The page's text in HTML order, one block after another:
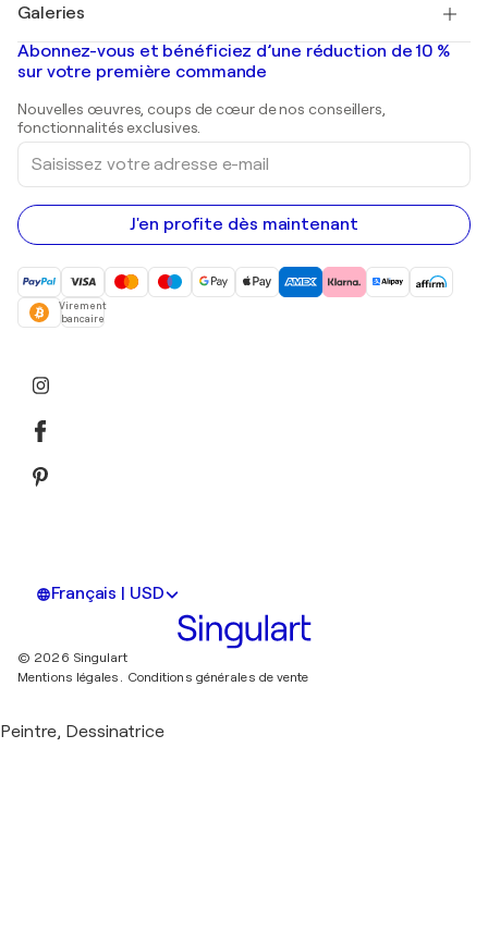
Banksy
Mr. Brainwash
Shepard Fairey
Tableaux abstraits à vendre
Peintures de paysage
Estampes
Peintures acryliques
Galeries
Galeries d'art en France
Galeries d'art en Belgique
Abonnez-vous et bénéficiez d’une réduction de 10 %
sur votre première commande
Nouvelles œuvres, coups de cœur de nos conseillers,
fonctionnalités exclusives.
Saisissez
votre
adresse
e-
mail
J'en profite dès maintenant
Virement
bancaire
Français | USD
© 2026 Singulart
Mentions légales. Conditions générales de vente
Peintre, Dessinatrice